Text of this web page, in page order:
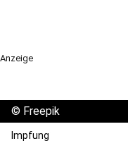
Anzeige
© Freepik
Impfung